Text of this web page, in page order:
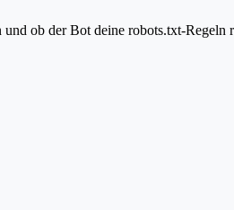
ob der Bot deine robots.txt-Regeln